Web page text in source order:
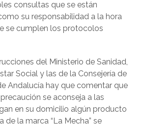
consultas que se están
su responsabilidad a la hora
se cumplen los protocolos
del Ministerio de Sanidad,
Social y las de la Consejería de
Andalucía hay que comentar que
se aconseja a las
en su domicilio algún producto
de la marca “La Mecha” se